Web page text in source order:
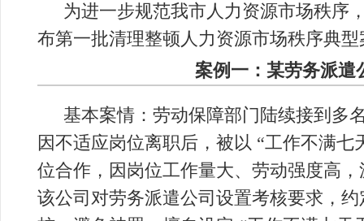
为进一步规范我市人力资源市场秩序
布第一批清理整顿人力资源市场秩序典型
案例一：某劳务派遣
基本案情：劳动保障部门陆续接到多
因不适应岗位离职后，被以 “工作不满
位合作，因岗位工作量大、劳动强度高
该公司对劳务派遣公司设置考核要求，